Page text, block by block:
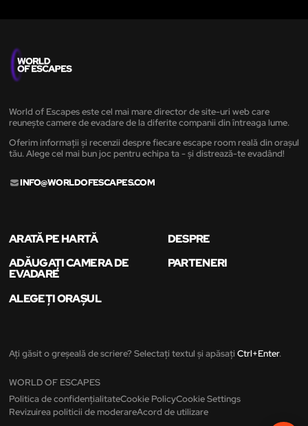
World of Escapes este cel mai mare director de site-uri web care
reunește camere de evadare de la diferite companii din întreaga lume.
Oferim informații și recenzii despre fiecare escape room reală din orașul
tău. Alege cel mai bun joc pentru echipa ta - și distrează-te evadând!
INFO@WORLDOFESCAPES.COM
ARATĂ PE HARTĂ
DESPRE
ADĂUGAȚI CAMERA DE
EVADARE
PARTENERI
ALEGEȚI ORAȘUL
Ați găsit o greșeală de scriere? Selectați textul și apăsați Ctrl+Enter.
WORLD OF ESCAPES
Politica de confidențialitateCookie PolicyCookie Settings
Revizuirea politicii de moderareAcord de utilizare